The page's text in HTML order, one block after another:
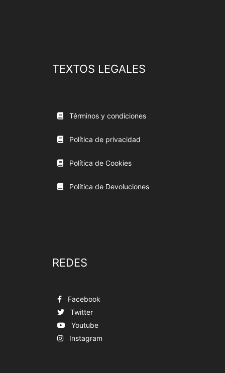
TEXTOS LEGALES
Términos y condiciones
Política de privacidad
Política de Cookies
Política de Devoluciones
REDES
Facebook
Twitter
Youtube
Instagram